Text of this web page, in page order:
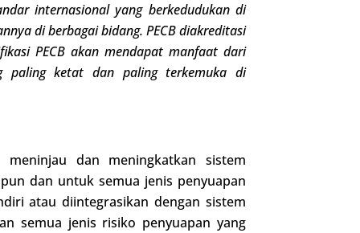
internasionalyang berkedudukan di
di berbagai bidang. PECB diakreditasi
PECB akan mendapat manfaat dari
paling ketat dan paling terkemuka di
meninjau dan meningkatkan sistem
dan untuk semua jenis penyuapan
atau diintegrasikan dengan sistem
semua jenis risiko penyuapan yang